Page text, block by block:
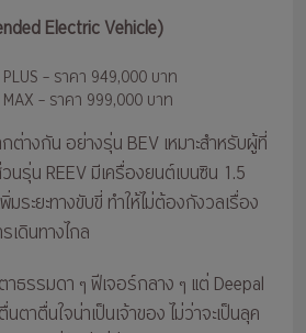
Electric Vehicle)
– ราคา 949,000 บาท
– ราคา 999,000 บาท
ต่างกัน อย่างรุ่น BEV เหมาะสำหรับผู้ที่
รุ่น REEV มีเครื่องยนต์เบนซิน 1.5
ระยะทางขับขี่ ทำให้ไม่ต้องกังวลเรื่อง
เดินทางไกล
ธรรมดา ๆ ฟีเจอร์กลาง ๆ แต่ Deepal
าตื่นใจน่าเป็นเจ้าของ ไม่ว่าจะเป็นลุค